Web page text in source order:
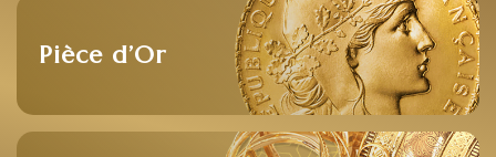
Pièce d’Or